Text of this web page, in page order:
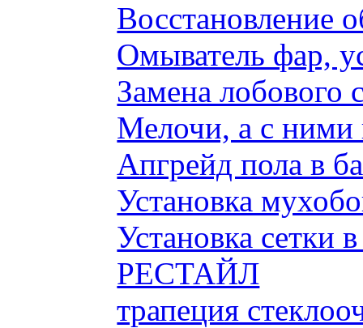
Восстановление
Омыватель фар,
Замена лобового
Мелочи, а с ними
Апгрейд пола в
Установка
Установка сетки
РЕСТАЙЛ
трапеция